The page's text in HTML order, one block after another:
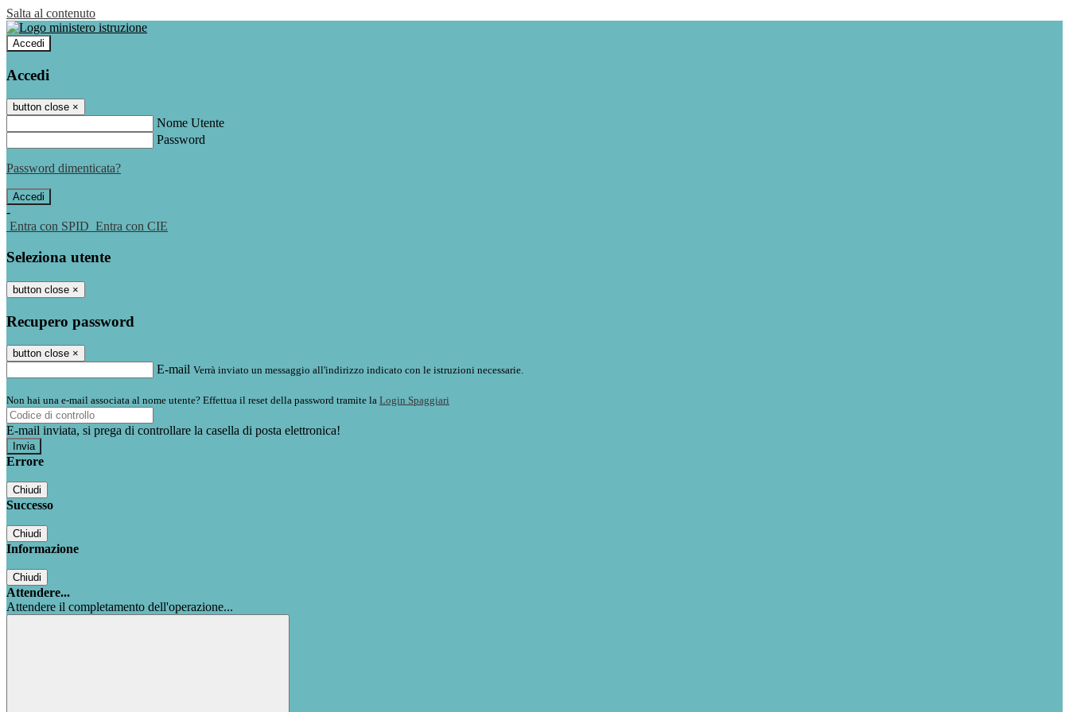
Salta al contenuto
Accedi
Accedi
button close ×
Nome Utente
Password
Password dimenticata?
-
Entra con SPID Entra con CIE
Seleziona utente
button close ×
Recupero password
button close ×
E-mail Verrà inviato un messaggio all'indirizzo indicato con le istruzioni necessarie.
Non hai una e-mail associata al nome utente? Effettua il reset della password tramite la Login Spaggiari
E-mail inviata, si prega di controllare la casella di posta elettronica!
Errore
Chiudi
Successo
Chiudi
Informazione
Chiudi
Attendere...
Attendere il completamento dell'operazione...